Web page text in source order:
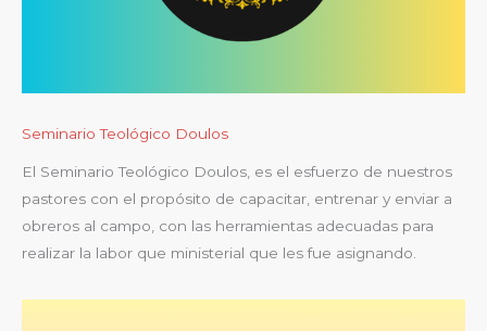
Seminario Teológico Doulos
El Seminario Teológico Doulos, es el esfuerzo de nuestros
pastores con el propósito de capacitar, entrenar y enviar a
obreros al campo, con las herramientas adecuadas para
realizar la labor que ministerial que les fue asignando.